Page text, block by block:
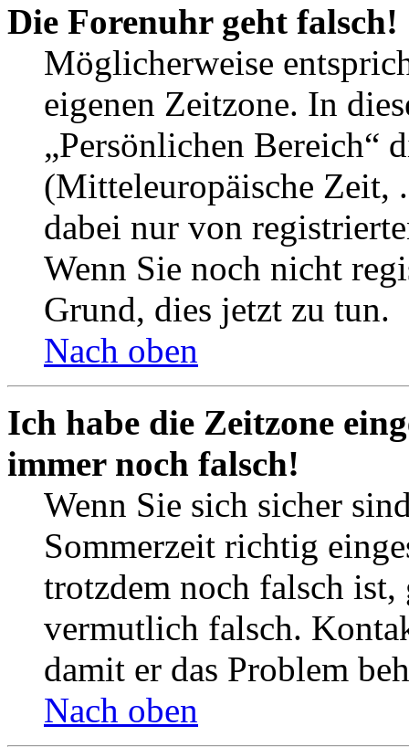
Die Forenuhr geht falsch!
Möglicherweise
eigenen Zeitzone. In
„Persönlichen Bereich“
(Mitteleuropäische Zeit,
dabei nur von
Wenn Sie noch nicht
Grund, dies jetzt zu tun.
Nach oben
Ich habe die Zeitzone
immer noch falsch!
Wenn Sie sich sicher
Sommerzeit richtig
trotzdem noch falsch ist,
vermutlich falsch.
damit er das Problem
Nach oben